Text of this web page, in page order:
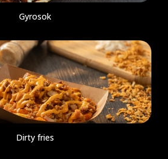
Gyrosok
Dirty fries